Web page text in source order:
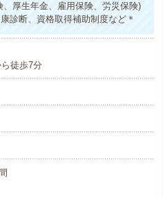
厚生年金、雇用保険、労災保険)
診断、資格取得補助制度など＊
徒歩7分